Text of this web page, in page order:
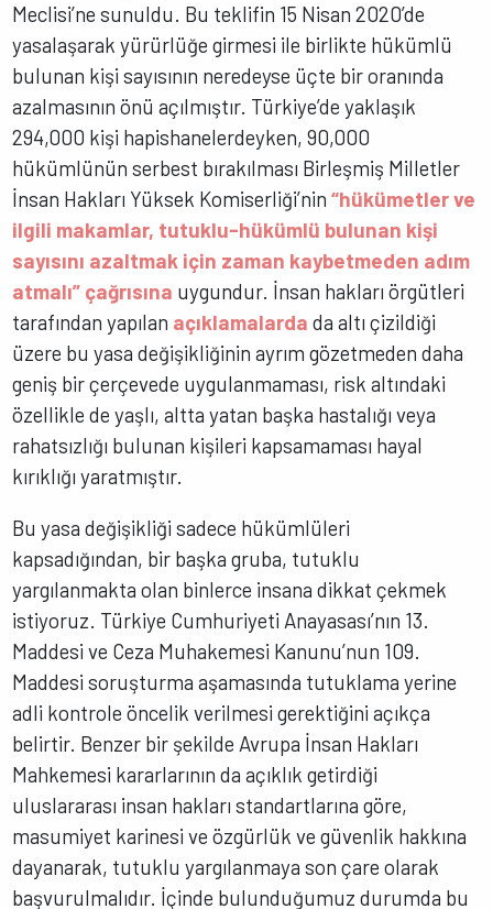
Meclisi’ne sunuldu. Bu teklifin 15 Nisan 2020’de
yasalaşarak yürürlüğe girmesi ile birlikte hükümlü
bulunan kişi sayısının neredeyse üçte bir oranında
azalmasının önü açılmıştır. Türkiye’de yaklaşık
294,000 kişi hapishanelerdeyken, 90,000
hükümlünün serbest bırakılması Birleşmiş Milletler
İnsan Hakları Yüksek Komiserliği’nin“hükümetler ve
ilgili makamlar, tutuklu-hükümlü bulunan kişi
sayısını azaltmak için zaman kaybetmeden adım
atmalı” çağrısına uygundur. İnsan hakları örgütleri
tarafından yapılan açıklamalarda da altı çizildiği
üzere bu yasa değişikliğinin ayrım gözetmeden daha
geniş bir çerçevede uygulanmaması, risk altındaki
özellikle de yaşlı, altta yatan başka hastalığı veya
rahatsızlığı bulunan kişileri kapsamaması hayal
kırıklığı yaratmıştır.
Bu yasa değişikliği sadece hükümlüleri
kapsadığından, bir başka gruba, tutuklu
yargılanmakta olan binlerce insana dikkat çekmek
istiyoruz. Türkiye Cumhuriyeti Anayasası’nın 13.
Maddesi ve Ceza Muhakemesi Kanunu’nun 109.
Maddesi soruşturma aşamasında tutuklama yerine
adli kontrole öncelik verilmesi gerektiğini açıkça
belirtir. Benzer bir şekilde Avrupa İnsan Hakları
Mahkemesi kararlarının da açıklık getirdiği
uluslararası insan hakları standartlarına göre,
masumiyet karinesi ve özgürlük ve güvenlik hakkına
dayanarak, tutuklu yargılanmaya son çare olarak
başvurulmalıdır. İçinde bulunduğumuz durumda bu